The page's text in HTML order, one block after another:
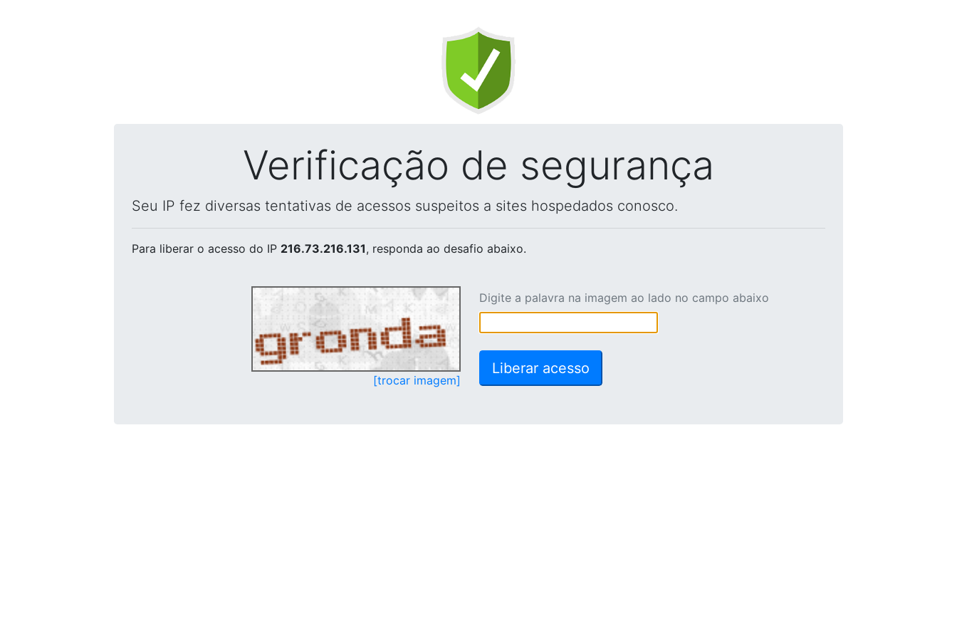
Verificação de segurança
Seu IP fez diversas tentativas de acessos suspeitos a sites hospedados conosco.
Para liberar o acesso do IP 216.73.216.131, responda ao desafio abaixo.
[trocar imagem]
Digite a palavra na imagem ao lado no campo abaixo